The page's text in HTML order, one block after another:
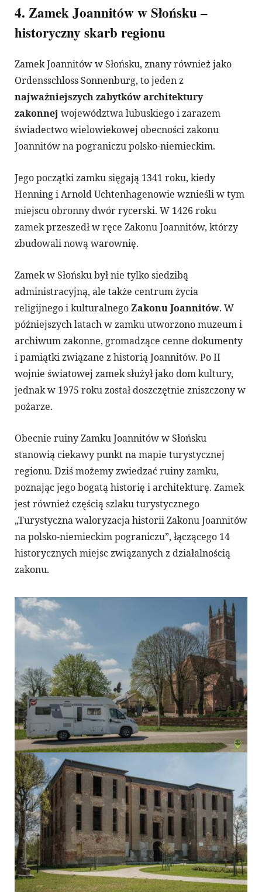
4. Zamek Joannitów w Słońsku –
historyczny skarb regionu
Zamek Joannitów w Słońsku, znany również jako
Ordensschloss Sonnenburg, to jeden z
najważniejszych zabytków architektury
zakonnej województwa lubuskiego i zarazem
świadectwo wielowiekowej obecności zakonu
Joannitów na pograniczu polsko-niemieckim.
Jego początki zamku sięgają 1341 roku, kiedy
Henning i Arnold Uchtenhagenowie wznieśli w tym
miejscu obronny dwór rycerski. W 1426 roku
zamek przeszedł w ręce Zakonu Joannitów, którzy
zbudowali nową warownię.
Zamek w Słońsku był nie tylko siedzibą
administracyjną, ale także centrum życia
religijnego i kulturalnegoZakonu Joannitów. W
późniejszych latach w zamku utworzono muzeum i
archiwum zakonne, gromadzące cenne dokumenty
i pamiątki związane z historią Joannitów. Po II
wojnie światowej zamek służył jako dom kultury,
jednak w 1975 roku został doszczętnie zniszczony w
pożarze.
Obecnie ruiny Zamku Joannitów w Słońsku
stanowią ciekawy punkt na mapie turystycznej
regionu. Dziś możemy zwiedzać ruiny zamku,
poznając jego bogatą historię i architekturę. Zamek
jest również częścią szlaku turystycznego
„Turystyczna waloryzacja historii Zakonu Joannitów
na polsko-niemieckim pograniczu”, łączącego 14
historycznych miejsc związanych z działalnością
zakonu.